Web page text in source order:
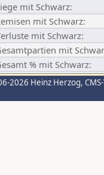
mit Schwarz:
mit Schwarz:
mit Schwarz:
mit
% mit Schwarz:
2026 Heinz Herzog,